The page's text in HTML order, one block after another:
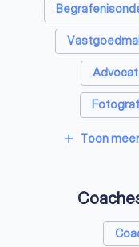
add Toon